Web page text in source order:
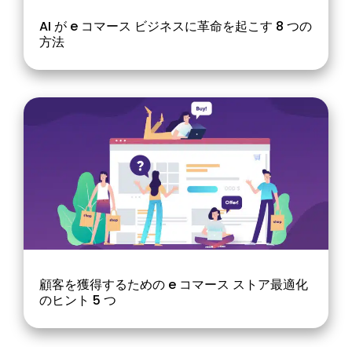
AI が e コマース ビジネスに革命を起こす 8 つの
方法
顧客を獲得するための e コマース ストア最適化
のヒント 5 つ